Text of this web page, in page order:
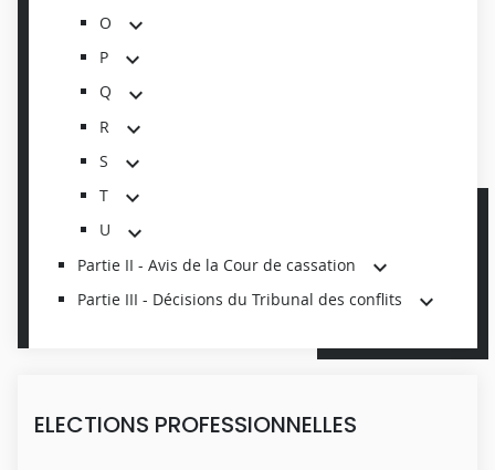
O
P
Q
R
S
T
U
Partie II - Avis de la Cour de cassation
Partie III - Décisions du Tribunal des conflits
ELECTIONS PROFESSIONNELLES